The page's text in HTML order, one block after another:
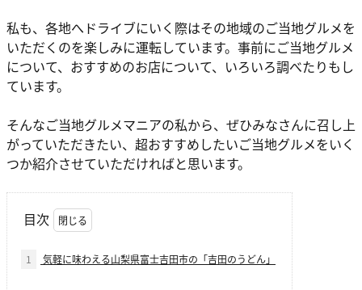
私も、各地へドライブにいく際はその地域のご当地グルメを
いただくのを楽しみに運転しています。事前にご当地グルメ
について、おすすめのお店について、いろいろ調べたりもし
ています。
そんなご当地グルメマニアの私から、ぜひみなさんに召し上
がっていただきたい、超おすすめしたいご当地グルメをいく
つか紹介させていただければと思います。
目次
1 気軽に味わえる山梨県富士吉田市の「吉田のうどん」